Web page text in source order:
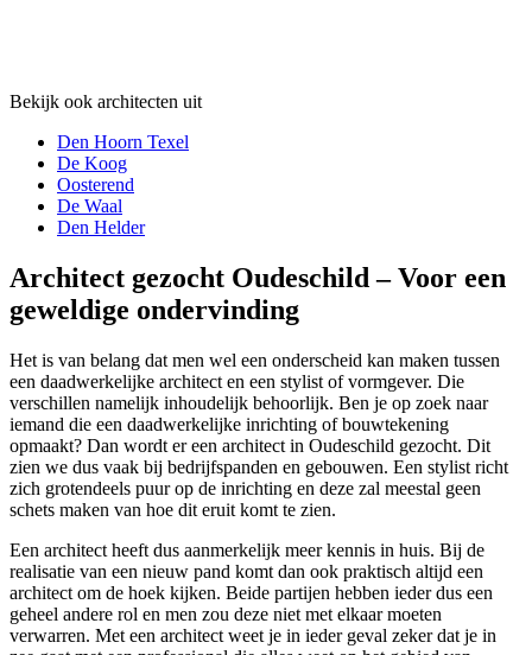
Bekijk ook architecten uit
Den Hoorn Texel
De Koog
Oosterend
De Waal
Den Helder
Architect gezocht Oudeschild – Voor een
geweldige ondervinding
Het is van belang dat men wel een onderscheid kan maken tussen
een daadwerkelijke architect en een stylist of vormgever. Die
verschillen namelijk inhoudelijk behoorlijk. Ben je op zoek naar
iemand die een daadwerkelijke inrichting of bouwtekening
opmaakt? Dan wordt er een architect in Oudeschild gezocht. Dit
zien we dus vaak bij bedrijfspanden en gebouwen. Een stylist richt
zich grotendeels puur op de inrichting en deze zal meestal geen
schets maken van hoe dit eruit komt te zien.
Een architect heeft dus aanmerkelijk meer kennis in huis. Bij de
realisatie van een nieuw pand komt dan ook praktisch altijd een
architect om de hoek kijken. Beide partijen hebben ieder dus een
geheel andere rol en men zou deze niet met elkaar moeten
verwarren. Met een architect weet je in ieder geval zeker dat je in